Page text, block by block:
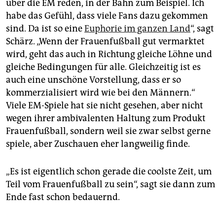
über die EM reden, in der Bahn zum Beispiel. Ich
habe das Gefühl, dass viele Fans dazu gekommen
sind. Da ist so eineEuphorie im ganzen Land“, sagt
Schärz. „Wenn der Frauenfußball gut vermarktet
wird, geht das auch in Richtung gleiche Löhne und
gleiche Bedingungen für alle. Gleichzeitig ist es
auch eine unschöne Vorstellung, dass er so
kommerzialisiert wird wie bei den Männern.“
Viele EM-Spiele hat sie nicht gesehen, aber nicht
wegen ihrer ambivalenten Haltung zum Produkt
Frauenfußball, sondern weil sie zwar selbst gerne
spiele, aber Zuschauen eher langweilig finde.
„Es ist eigentlich schon gerade die coolste Zeit, um
Teil vom Frauenfußball zu sein“, sagt sie dann zum
Ende fast schon bedauernd.